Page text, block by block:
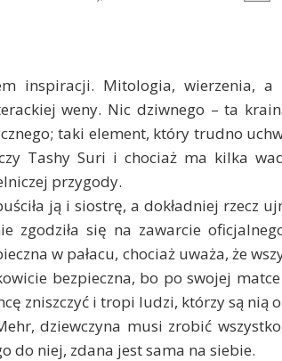
inspiracji. Mitologia, wierzenia,
weny. Nic dziwnego – ta
taki element, który trudno
Tashy Suri i chociaż ma kilka
przygody.
ją i siostrę, a dokładniej rzecz
zgodziła się na zawarcie
w pałacu, chociaż uważa, że
bezpieczna, bo po swojej matce
zniszczyć i tropi ludzi, którzy są nią
dziewczyna musi zrobić
do niej, zdana jest sama na siebie.